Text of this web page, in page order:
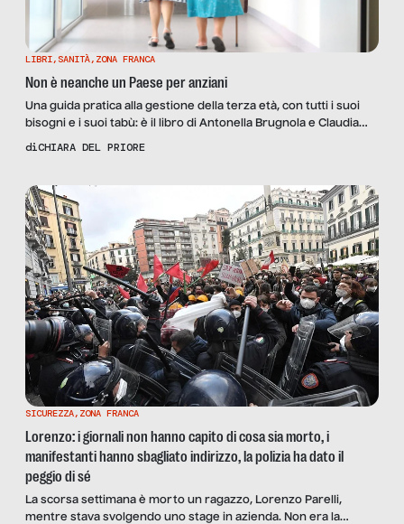
LIBRI, SANITÀ, ZONA FRANCA
Non è neanche un Paese per anziani
Una guida pratica alla gestione della terza età, con tutti i suoi
bisogni e i suoi tabù: è il libro di Antonella Brugnola e Claudia
Campisi, “Genitori anziani, che fare?”, che esplicita temi e
diCHIARA DEL PRIORE
SICUREZZA, ZONA FRANCA
Lorenzo: i giornali non hanno capito di cosa sia morto, i
manifestanti hanno sbagliato indirizzo, la polizia ha dato il
peggio di sé
La scorsa settimana è morto un ragazzo, Lorenzo Parelli,
mentre stava svolgendo uno stage in azienda. Non era la